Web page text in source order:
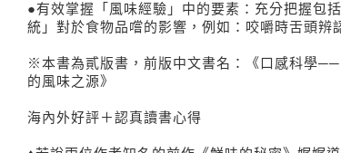
●有效掌握「風味經驗」中的要素：充分把握包
統」對於食物品嚐的影響，例如：咬嚼時舌頭辨
※本書為貳版書，前版中文書名：《口感科學
的風味之源》
海內外好評＋認真讀書心得